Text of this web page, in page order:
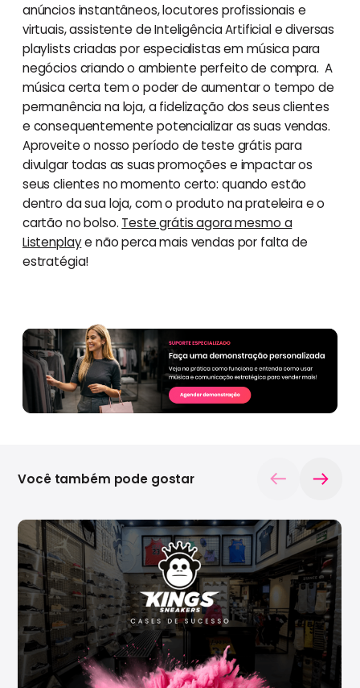
anúncios instantâneos, locutores profissionais e
virtuais, assistente de Inteligência Artificial e diversas
playlists criadas por especialistas em música para
negócios criando o ambiente perfeito de compra. A
música certa tem o poder de aumentar o tempo de
permanência na loja, a fidelização dos seus clientes
e consequentemente potencializar as suas vendas.
Aproveite o nosso período de teste grátis para
divulgar todas as suas promoções e impactar os
seus clientes no momento certo: quando estão
dentro da sua loja, com o produto na prateleira e o
cartão no bolso. Teste grátis agora mesmo a
Listenplaye não perca mais vendas por falta de
estratégia!
Você também pode gostar